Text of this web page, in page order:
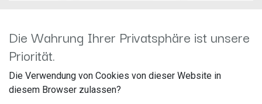
Dynavin D9-135B FLEX
Hersteller: Dynavin
Artikelnummer: D9-135B PR F
Die Wahrung Ihrer Privatsphäre ist unsere
Priorität.
Die Verwendung von Cookies von dieser Website in
diesem Browser zulassen?